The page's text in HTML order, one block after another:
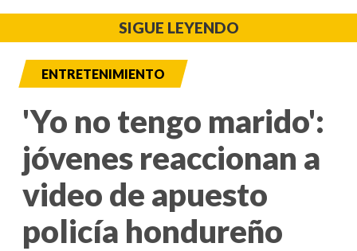
SIGUE LEYENDO
ENTRETENIMIENTO
'Yo no tengo marido':
jóvenes reaccionan a
video de apuesto
policía hondureño